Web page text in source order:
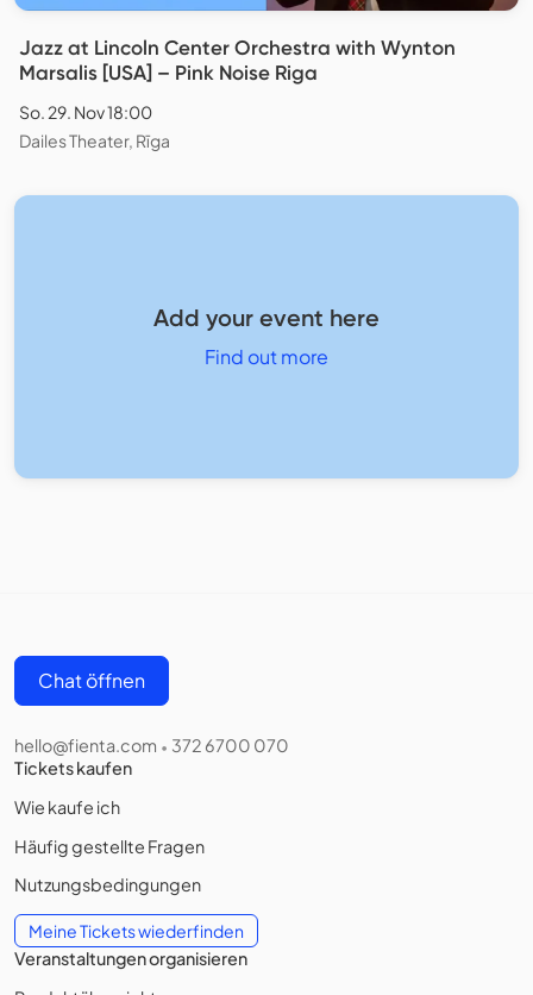
Jazz at Lincoln Center Orchestra with Wynton
Marsalis [USA] – Pink Noise Riga
So. 29. Nov 18:00
Dailes Theater, Rīga
Add your event here
Find out more
Chat öffnen
hello@fienta.com • 372 6700 070
Tickets kaufen
Wie kaufe ich
Häufig gestellte Fragen
Nutzungsbedingungen
Meine Tickets wiederfinden
Veranstaltungen organisieren